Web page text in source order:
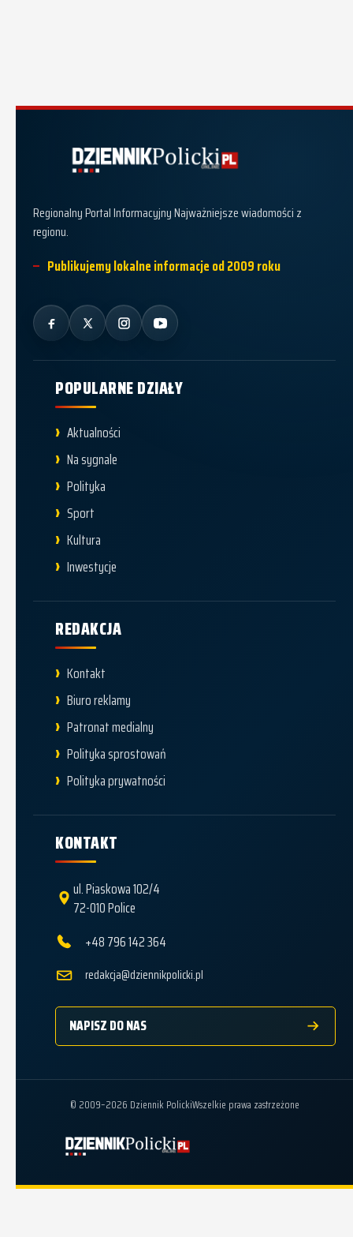
Regionalny Portal Informacyjny Najważniejsze wiadomości z
regionu.
Publikujemy lokalne informacje od 2009 roku
POPULARNE DZIAŁY
Aktualności
Na sygnale
Polityka
Sport
Kultura
Inwestycje
REDAKCJA
Kontakt
Biuro reklamy
Patronat medialny
Polityka sprostowań
Polityka prywatności
KONTAKT
ul. Piaskowa 102/4
72-010 Police
+48 796 142 364
redakcja@dziennikpolicki.pl
NAPISZ DO NAS
© 2009–2026 Dziennik PolickiWszelkie prawa zastrzeżone